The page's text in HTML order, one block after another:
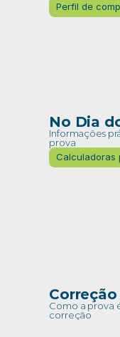
Perfil de
No Dia
Informações
prova
Calculadoras
Como a prova
correção